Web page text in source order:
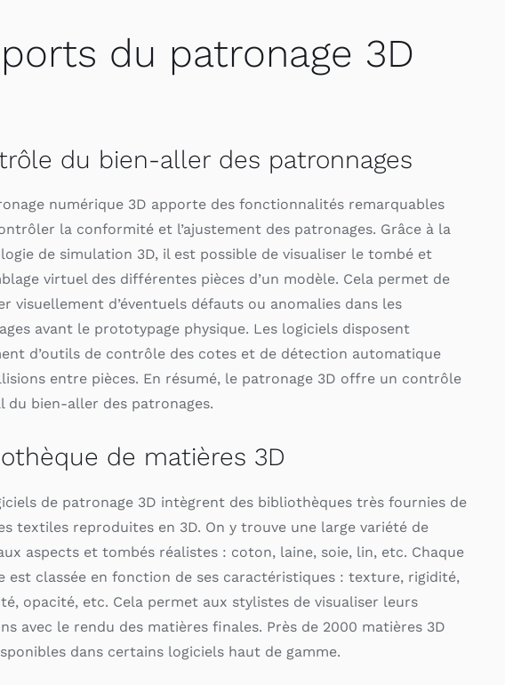
du patronage 3D
du bien-aller des patronnages
numérique 3D apporte des fonctionnalités remarquables
la conformité et l’ajustement des patronages. Grâce à la
de simulation 3D, il est possible de visualiser le tombé et
virtuel des différentes pièces d’un modèle. Cela permet de
visuellement d’éventuels défauts ou anomalies dans les
avant le prototypage physique. Les logiciels disposent
d’outils de contrôle des cotes et de détection automatique
entre pièces. En résumé, le patronage 3D offre un contrôle
du bien-aller des patronages.
de matières 3D
de patronage 3D intègrent des bibliothèques très fournies de
textiles reproduites en 3D. On y trouve une large variété de
aspects et tombés réalistes : coton, laine, soie, lin, etc. Chaque
est classée en fonction de ses caractéristiques : texture, rigidité,
opacité, etc. Cela permet aux stylistes de visualiser leurs
avec le rendu des matières finales. Près de 2000 matières 3D
dans certains logiciels haut de gamme.